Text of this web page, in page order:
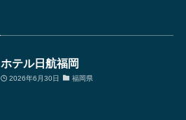
ホテル日航福岡
2026年6月30日 福岡県